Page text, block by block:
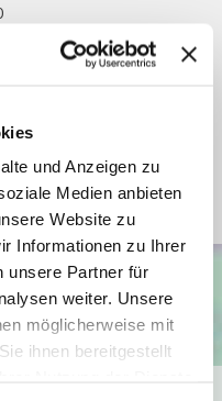
und Anzeigen zu
Medien anbieten
Website zu
Informationen zu Ihrer
unsere Partner für
weiter. Unsere
möglicherweise mit
ihnen bereitgestellt